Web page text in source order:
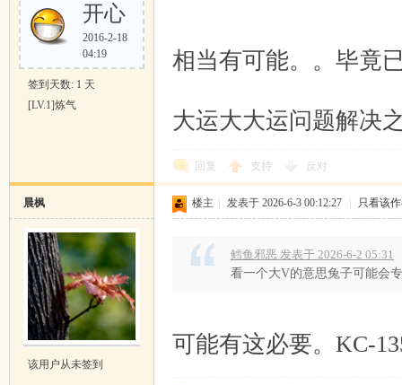
开心
2016-2-18
04:19
签到天数: 1 天
[LV.1]炼气
相当有可能。。毕竟
大运大大运问题解决
回复 支持 反对
晨枫
该用户从未签到
楼主 发表于 2026-6-3 00:12:27 只看该
鳕鱼邪恶 发表于 2026-6-2 05:31
看一个大V的意思兔子可能会
可能有这必要。KC-